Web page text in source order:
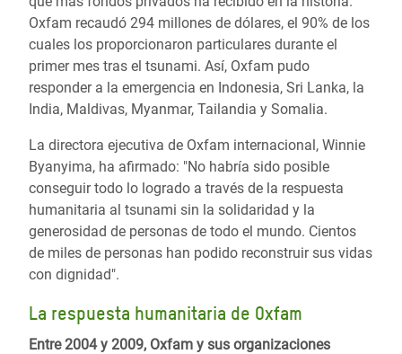
Oxfam recaudó 294 millones de dólares, el 90% de los
cuales los proporcionaron particulares durante el
primer mes tras el tsunami. Así, Oxfam pudo
responder a la emergencia en Indonesia, Sri Lanka, la
India, Maldivas, Myanmar, Tailandia y Somalia.
La directora ejecutiva de Oxfam internacional, Winnie
Byanyima, ha afirmado: "No habría sido posible
conseguir todo lo logrado a través de la respuesta
humanitaria al tsunami sin la solidaridad y la
generosidad de personas de todo el mundo. Cientos
de miles de personas han podido reconstruir sus vidas
con dignidad".
La respuesta humanitaria de Oxfam
Entre 2004 y 2009, Oxfam y sus organizaciones